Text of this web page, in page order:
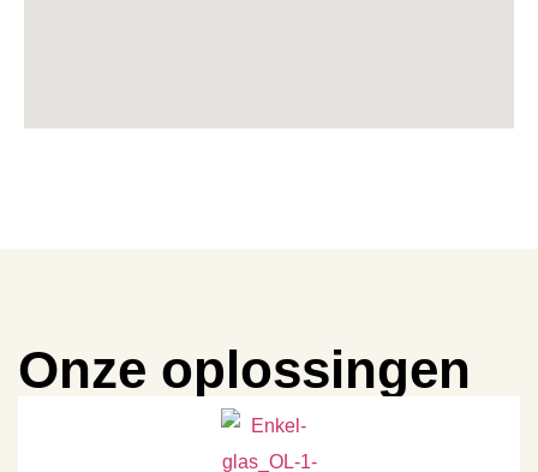
Onze oplossingen